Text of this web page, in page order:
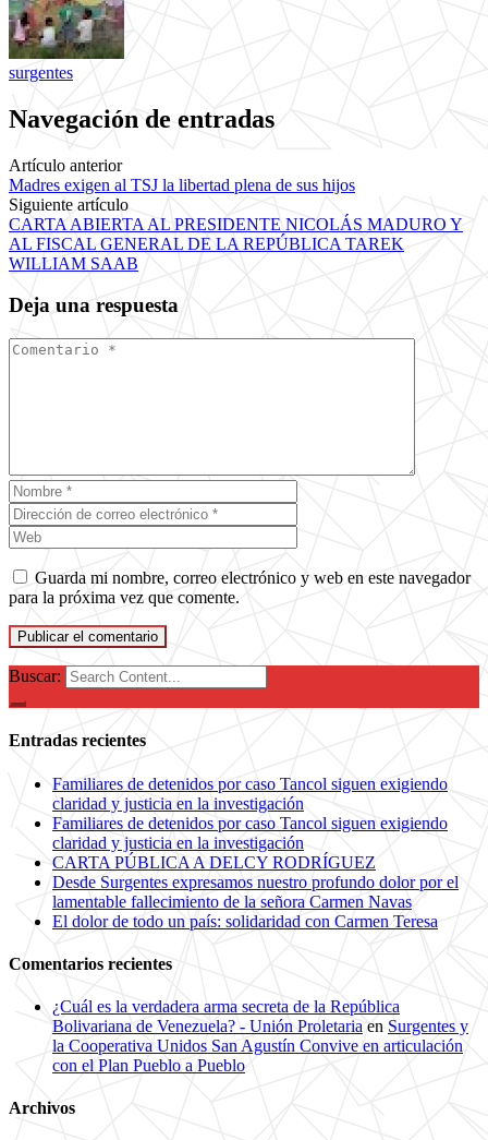
surgentes
Navegación de entradas
Artículo anterior
Madres exigen al TSJ la libertad plena de sus hijos
Siguiente artículo
CARTA ABIERTA AL PRESIDENTE NICOLÁS MADURO Y
AL FISCAL GENERAL DE LA REPÚBLICA TAREK
WILLIAM SAAB
Deja una respuesta
Guarda mi nombre, correo electrónico y web en este navegador
para la próxima vez que comente.
Buscar:
Entradas recientes
Familiares de detenidos por caso Tancol siguen exigiendo
claridad y justicia en la investigación
Familiares de detenidos por caso Tancol siguen exigiendo
claridad y justicia en la investigación
CARTA PÚBLICA A DELCY RODRÍGUEZ
Desde Surgentes expresamos nuestro profundo dolor por el
lamentable fallecimiento de la señora Carmen Navas
El dolor de todo un país: solidaridad con Carmen Teresa
Comentarios recientes
¿Cuál es la verdadera arma secreta de la República
Bolivariana de Venezuela? - Unión Proletaria en Surgentes y
la Cooperativa Unidos San Agustín Convive en articulación
con el Plan Pueblo a Pueblo
Archivos